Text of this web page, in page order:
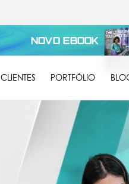
NOVO EBOOK
CLIENTES PORTFÓLIO